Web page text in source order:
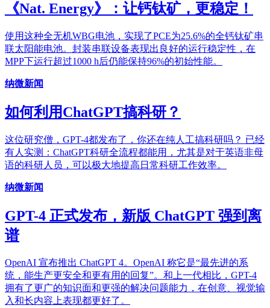
《Nat. Energy》：让钙钛矿，更稳定！
使用这种全无机WBG电池，实现了PCE为25.6%的全钙钛矿串
联太阳能电池。封装串联设备表现出良好的运行稳定性，在
MPP下运行超过1000 h后仍能保持96%的初始性能。
纳微新闻
如何利用ChatGPT搞科研？
这位研究僧，GPT-4都发布了，你还在纯人工搞科研吗？ 已经
有人实测：ChatGPT科研全流程都能用，尤其是对于英语非母
语的科研人员，可以极大地提高日常科研工作效率。
纳微新闻
GPT-4 正式发布，新版 ChatGPT 强到离
谱
OpenAI 宣布推出 ChatGPT 4。OpenAI 称它是“最先进的系
统，能生产更安全和更有用的回复”。和上一代相比，GPT-4
拥有了更广的知识面和更强的解决问题能力，在创意、视觉输
入和长内容上表现都更好了。